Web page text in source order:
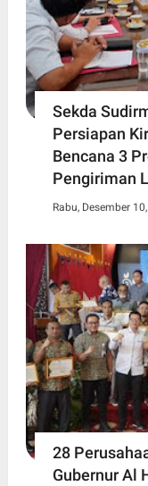
Sekda
Persiapan
Bencana 3
Pengiriman
Rabu, Desember
28
Gubernur Al